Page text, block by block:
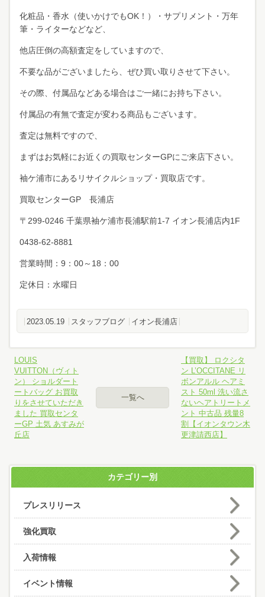
化粧品・香水（使いかけでもOK！）・サプリメント・万年
筆・ライターなどなど、
他店圧倒の高額査定をしていますので、
不要な品がございましたら、ぜひ買い取りさせて下さい。
その際、付属品などある場合はご一緒にお持ち下さい。
付属品の有無で査定が変わる商品もございます。
査定は無料ですので、
まずはお気軽にお近くの買取センターGPにご来店下さい。
袖ケ浦市にあるリサイクルショップ・買取店です。
買取センターGP 長浦店
〒299-0246 千葉県袖ケ浦市長浦駅前1-7 イオン長浦店内1F
0438-62-8881
営業時間：9：00～18：00
定休日：水曜日
2023.05.19 スタッフブログ イオン長浦店
LOUIS
VUITTON（ヴィト
ン） ショルダート
ートバッグ お買取
りをさせていただき
ました 買取センタ
ーGP 土気 あすみが
丘店
一覧へ
【買取】 ロクシタ
ン L’OCCITANE リ
ボンアルル ヘアミ
スト 50ml 洗い流さ
ないヘアトリートメ
ント 中古品 残量8
割【イオンタウン木
更津請西店】
カテゴリー別
プレスリリース
強化買取
入荷情報
イベント情報